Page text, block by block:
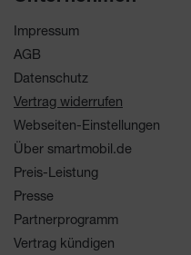
Impressum
AGB
Datenschutz
Vertrag widerrufen
Webseiten-Einstellungen
Über smartmobil.de
Preis-Leistung
Presse
Partnerprogramm
Vertrag kündigen